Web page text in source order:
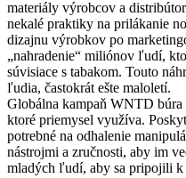
materiály výrobcov a
nekalé praktiky na prilákanie
dizajnu výrobkov po
„nahradenie“ miliónov ľudí,
súvisiace s tabakom. Touto
ľudia, častokrát ešte maloletí.
Globálna kampaň WNTD
ktoré priemysel využíva.
potrebné na odhalenie
nástrojmi a zručnosti, aby im
mladých ľudí, aby sa pripojili k